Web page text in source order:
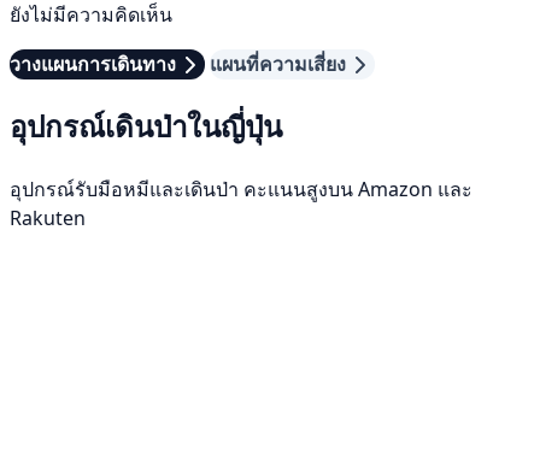
ยังไม่มีความคิดเห็น
วางแผนการเดินทาง
แผนที่ความเสี่ยง
อุปกรณ์เดินป่าในญี่ปุ่น
อุปกรณ์รับมือหมีและเดินป่า คะแนนสูงบน Amazon และ
Rakuten